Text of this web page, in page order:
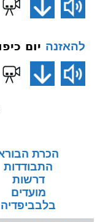
להאזנה יום כיפור 015
הכרת
התבודדות
דרשות
מועדים
בלבביפדיה